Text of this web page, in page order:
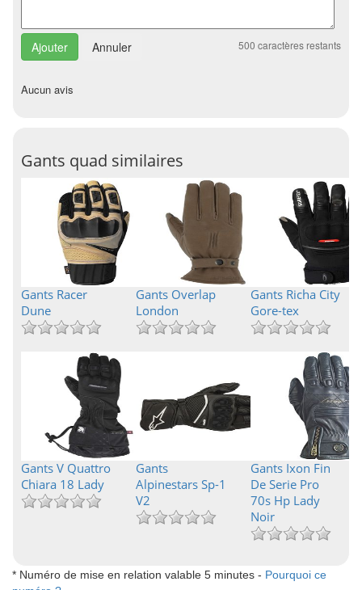
Annuler 500 caractères restants
Aucun avis
Gants quad similaires
Gants Racer
Dune
Gants Overlap
London
Gants Richa City
Gore-tex
Gants V Quattro
Chiara 18 Lady
Gants
Alpinestars Sp-1
V2
Gants Ixon Fin
De Serie Pro
70s Hp Lady
Noir
* Numéro de mise en relation valable 5 minutes - Pourquoi ce